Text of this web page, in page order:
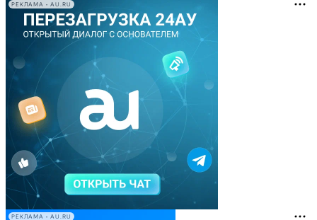
РЕКЛАМА • AU.RU
РЕКЛАМА • AU.RU